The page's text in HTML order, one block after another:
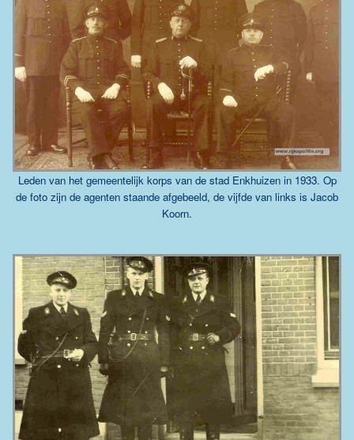
Leden van het gemeentelijk korps van de stad Enkhuizen in 1933. Op
de foto zijn de agenten staande afgebeeld, de vijfde van links is Jacob
Koorn.